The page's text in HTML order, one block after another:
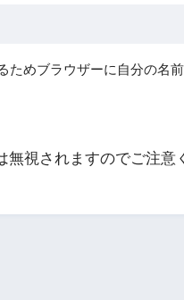
ためブラウザーに自分の名
無視されますのでご注意